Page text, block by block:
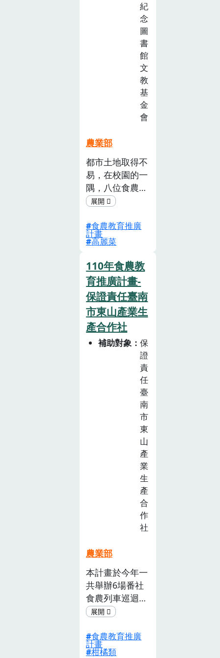
環 境與糧食安紀
念
圖
書
館
文
教
基
金
會
農業部
都市土地取得不
易，在校園的一
隅，八位食農老
師帶領桃園市新
班到四班的學
生，以盆栽及籃
菜，將種植的高
麗菜做成料
理，全班共享；
期末舉辦料裡體
驗活動，讓學生
親手包高麗菜水
餃；另外配 合
國語多元文化課
程，將福山萵苣
等蔬菜，配合其
他食材做成越南
春捲。課 程活
動穿插，讓學生
邊玩邊學，讓食
農教育以容易接
受的方式深耕學
食農教育推廣
計畫
高麗菜
110年食農教
育推廣計畫-
保證責任臺南
市東山產業生
產合作社
補助對象
保
證
責
任
臺
南
市
東
山
產
業
生
產
合
作
社
農業部
本計畫於今年一
共舉辦6場番社
食農列車巡迴、
1場水果銷售流
農教育 課程，
受益人次共558
食農教育推廣
計畫
柑橘類